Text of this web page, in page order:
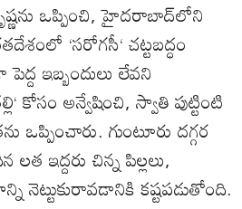
ఒప్పించి,హైదరాబాద్‌లోని
‘సరోగసీ‘చట్టబద్ధం
పెద్ద ఇబ్బందులు లేవని
‘కోసం అన్వేషించి, స్వాతిపుట్టింటి
ఒప్పించారు. గుంటూరు దగ్గర
లత ఇద్దరు చిన్నపిల్లలు,
నెట్టుకురావడానికికష్టపడుతోంది.